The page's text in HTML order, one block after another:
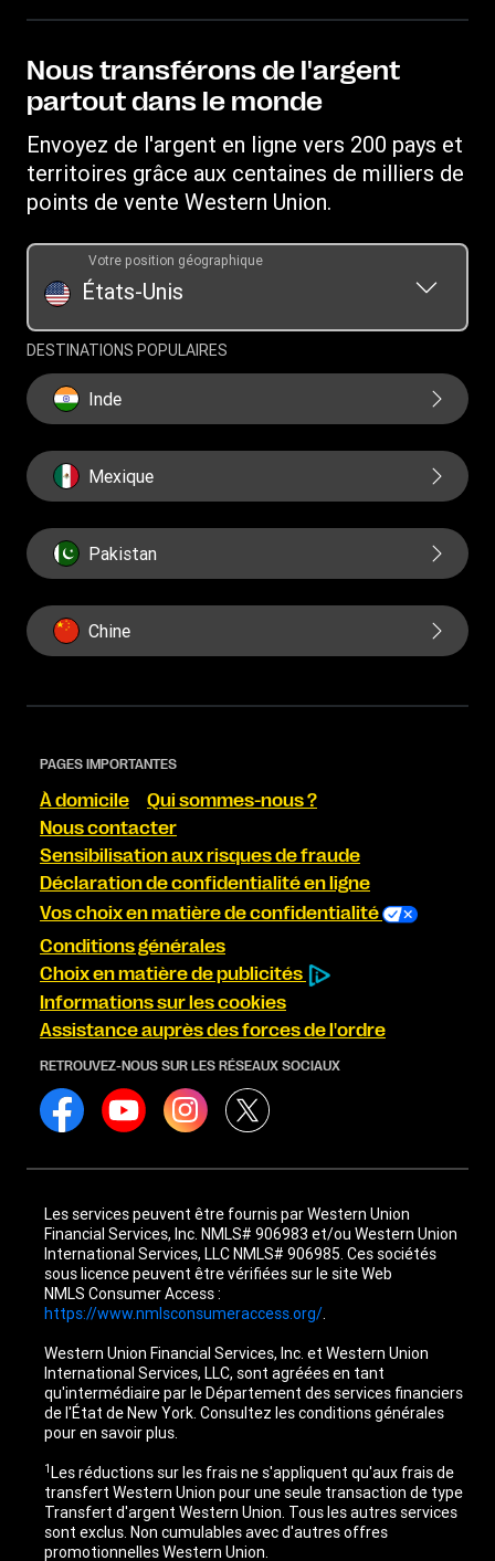
Envoyer de l’argent à un détenu
Suivre un transfert
Recevoir de l'argent
Télécharger l'application
Convertisseur de devises
SWIFT/BIC
Recrutement
Relations d'investissement
Devenir agent
Service client
Parrainer un ami
Services prépayés Western Union
Propriété intellectuelle
Déclaration de confidentialité en ligne
Déposer une plainte
Conditions générales du Service de transfert d'argent Vigo
par Western Union
Nous transférons de l'argent
partout dans le monde
Envoyez de l'argent en ligne vers 200 pays et
territoires grâce aux centaines de milliers de
points de vente Western Union.
États-Unis
Votre position géographique
DESTINATIONS POPULAIRES
Inde
Mexique
Pakistan
Chine
PAGES IMPORTANTES
À domicile
Qui sommes-nous ?
Nous contacter
Sensibilisation aux risques de fraude
Déclaration de confidentialité en ligne
Vos choix en matière de confidentialité
Conditions générales
Choix en matière de publicités
Informations sur les cookies
Assistance auprès des forces de l'ordre
RETROUVEZ-NOUS SUR LES RÉSEAUX SOCIAUX
Les services peuvent être fournis par Western Union
Financial Services, Inc. NMLS# 906983 et/ou Western Union
International Services, LLC NMLS# 906985. Ces sociétés
sous licence peuvent être vérifiées sur le site Web
NMLS Consumer Access :
https://www.nmlsconsumeraccess.org/.
Western Union Financial Services, Inc. et Western Union
International Services, LLC, sont agréées en tant
qu'intermédiaire par le Département des services financiers
de l'État de New York. Consultez les conditions générales
pour en savoir plus.
1 Les réductions sur les frais ne s'appliquent qu'aux frais de
transfert Western Union pour une seule transaction de type
Transfert d'argent Western Union. Tous les autres services
sont exclus. Non cumulables avec d'autres offres
promotionnelles Western Union.